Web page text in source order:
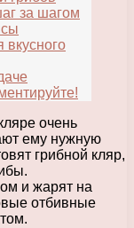
за шагом
вкусного
очень
ему нужную
грибной кляр,
и жарят на
отбивные